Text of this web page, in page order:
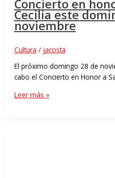
Concierto en
Cecilia este
noviembre
Cultura / jacosta
El próximo domingo 28 de
cabo el Concierto en Honor a
Leer más »